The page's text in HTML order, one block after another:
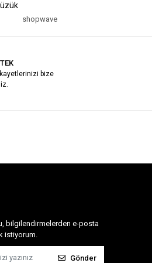
shopwave
bize
bilgilendirmelerden e-posta
istiyorum.
Gönder